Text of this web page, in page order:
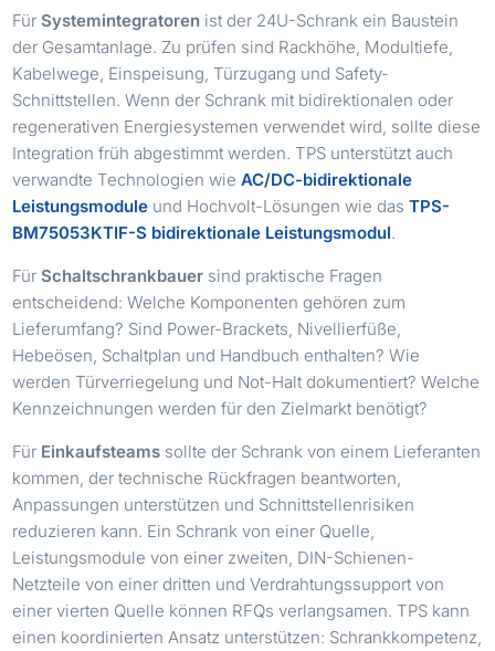
FürSystemintegratoren ist der 24U-Schrank ein Baustein
der Gesamtanlage. Zu prüfen sind Rackhöhe, Modultiefe,
Kabelwege, Einspeisung, Türzugang und Safety-
Schnittstellen. Wenn der Schrank mit bidirektionalen oder
regenerativen Energiesystemen verwendet wird, sollte diese
Integration früh abgestimmt werden. TPS unterstützt auch
verwandte Technologien wieAC/DC-bidirektionale
Leistungsmodule und Hochvolt-Lösungen wie dasTPS-
BM75053KTIF-S bidirektionale Leistungsmodul.
FürSchaltschrankbauer sind praktische Fragen
entscheidend: Welche Komponenten gehören zum
Lieferumfang? Sind Power-Brackets, Nivellierfüße,
Hebeösen, Schaltplan und Handbuch enthalten? Wie
werden Türverriegelung und Not-Halt dokumentiert? Welche
Kennzeichnungen werden für den Zielmarkt benötigt?
Für Einkaufsteams sollte der Schrank von einem Lieferanten
kommen, der technische Rückfragen beantworten,
Anpassungen unterstützen und Schnittstellenrisiken
reduzieren kann. Ein Schrank von einer Quelle,
Leistungsmodule von einer zweiten, DIN-Schienen-
Netzteile von einer dritten und Verdrahtungssupport von
einer vierten Quelle können RFQs verlangsamen. TPS kann
einen koordinierten Ansatz unterstützen: Schrankkompetenz,